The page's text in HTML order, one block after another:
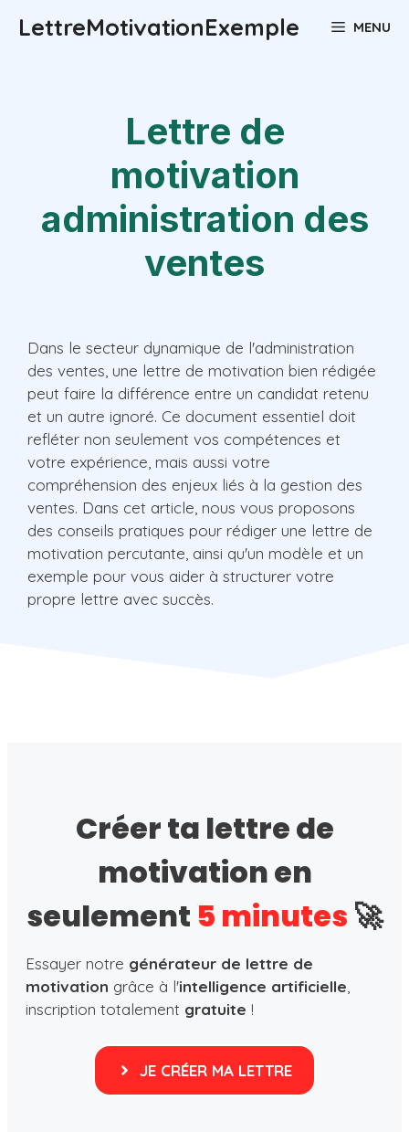
LettreMotivationExemple MENU
Lettre de
motivation
administration des
ventes
Dans le secteur dynamique de l'administration
des ventes, une lettre de motivation bien rédigée
peut faire la différence entre un candidat retenu
et un autre ignoré. Ce document essentiel doit
refléter non seulement vos compétences et
votre expérience, mais aussi votre
compréhension des enjeux liés à la gestion des
ventes. Dans cet article, nous vous proposons
des conseils pratiques pour rédiger une lettre de
motivation percutante, ainsi qu'un modèle et un
exemple pour vous aider à structurer votre
propre lettre avec succès.
Créer ta lettre de
motivation en
seulement 5 minutes 🚀
Essayer notre générateur de lettre de
motivation grâce à l'intelligence artificielle
inscription totalement gratuite !
JE CRÉER MA LETTRE